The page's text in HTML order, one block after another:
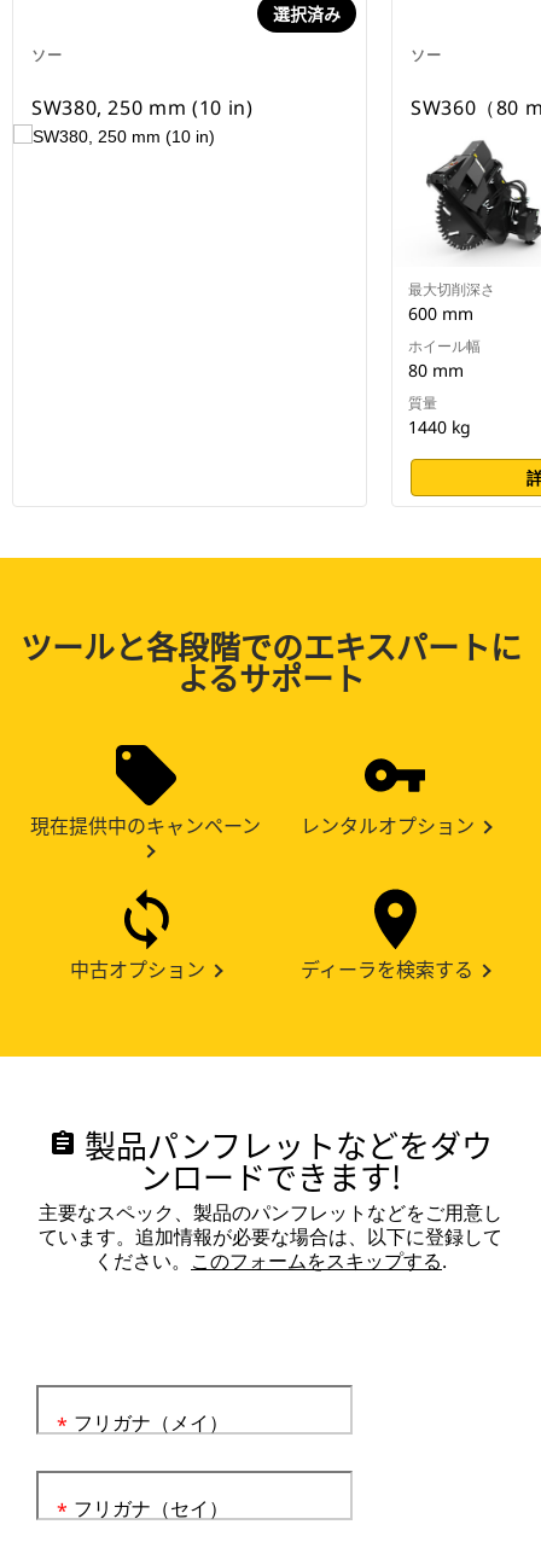
ソー
選択済み
SW380, 250 mm (10 in)
ソー
SW360（80
最大切削深さ
600 mm
ホイール幅
80 mm
質量
1440 kg
ツールと各段階でのエキスパートに
よるサポート
現在提供中のキャンペーン レンタルオプション
中古オプション ディーラを検索する
assignment 製品パンフレットなどをダウ
ンロードできます!
主要なスペック、製品のパンフレットなどをご用意し
ています。追加情報が必要な場合は、以下に登録して
ください。 このフォームをスキップする.
フリガナ（メイ）
*
フリガナ（セイ）
*